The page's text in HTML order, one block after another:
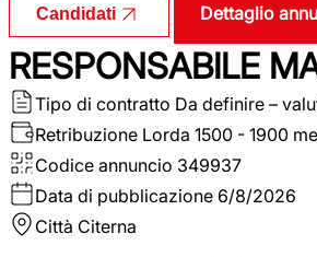
Candidati Dettaglio
RESPONSABILE
Tipo di contratto Da definire –
Retribuzione Lorda 1500 - 1900
Codice annuncio 349937
Data di pubblicazione 6/8/2026
Città Citerna